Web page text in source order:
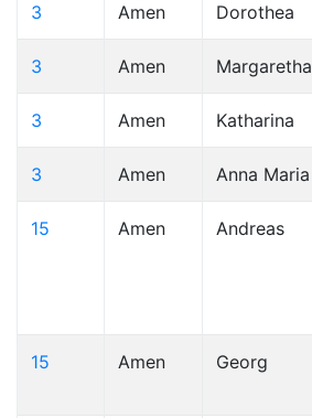
3 Amen Dorothea
3 Amen Margaretha
3 Amen Katharina
3 Amen Anna Maria
15 Amen Andreas
15 Amen Georg